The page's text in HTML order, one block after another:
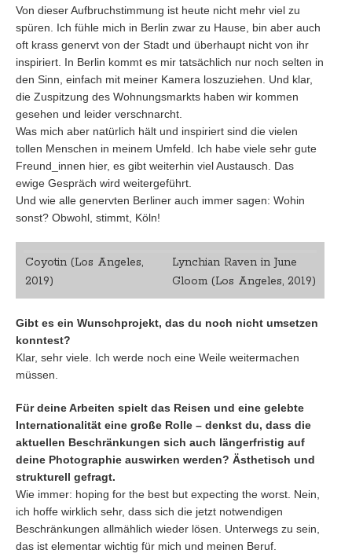
Von dieser Aufbruchstimmung ist heute nicht mehr viel zu
spüren. Ich fühle mich in Berlin zwar zu Hause, bin aber auch
oft krass genervt von der Stadt und überhaupt nicht von ihr
inspiriert. In Berlin kommt es mir tatsächlich nur noch selten in
den Sinn, einfach mit meiner Kamera loszuziehen. Und klar,
die Zuspitzung des Wohnungsmarkts haben wir kommen
gesehen und leider verschnarcht.
Was mich aber natürlich hält und inspiriert sind die vielen
tollen Menschen in meinem Umfeld. Ich habe viele sehr gute
Freund_innen hier, es gibt weiterhin viel Austausch. Das
ewige Gespräch wird weitergeführt.
Und wie alle genervten Berliner auch immer sagen: Wohin
sonst? Obwohl, stimmt, Köln!
Coyotin (Los Angeles,
2019)
Lynchian Raven in June
Gloom (Los Angeles, 2019)
Gibt es ein Wunschprojekt, das du noch nicht umsetzen
konntest?
Klar, sehr viele. Ich werde noch eine Weile weitermachen
müssen.
Für deine Arbeiten spielt das Reisen und eine gelebte
Internationalität eine große Rolle – denkst du, dass die
aktuellen Beschränkungen sich auch längerfristig auf
deine Photographie auswirken werden? Ästhetisch und
strukturell gefragt.
Wie immer: hoping for the best but expecting the worst. Nein,
ich hoffe wirklich sehr, dass sich die jetzt notwendigen
Beschränkungen allmählich wieder lösen. Unterwegs zu sein,
das ist elementar wichtig für mich und meinen Beruf.